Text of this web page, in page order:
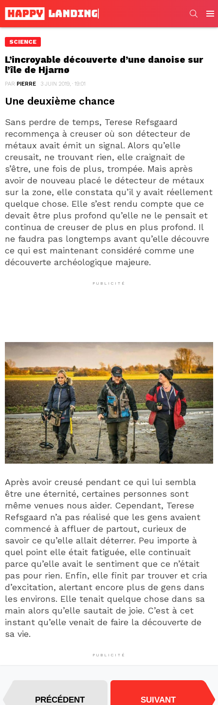
SCIENCE
L’incroyable découverte d’une danoise sur
l’île de Hjarnø
PAR PIERRE 3 JUIN 2019, · 19:01
Une deuxième chance
Sans perdre de temps, Terese Refsgaard
recommença à creuser où son détecteur de
métaux avait émit un signal. Alors qu’elle
creusait, ne trouvant rien, elle craignait de
s’être, une fois de plus, trompée. Mais après
avoir de nouveau placé le détecteur de métaux
sur la zone, elle constata qu’il y avait réellement
quelque chose. Elle s’est rendu compte que ce
devait être plus profond qu’elle ne le pensait et
continua de creuser de plus en plus profond. Il
ne faudra pas longtemps avant qu’elle découvre
ce qui est maintenant considéré comme une
découverte archéologique majeure.
PUBLICITÉ
Après avoir creusé pendant ce qui lui sembla
être une éternité, certaines personnes sont
même venues nous aider. Cependant, Terese
Refsgaard n’a pas réalisé que les gens avaient
commencé à affluer de partout, curieux de
savoir ce qu’elle allait déterrer. Peu importe à
quel point elle était fatiguée, elle continuait
parce qu’elle avait le sentiment que ce n’était
pas pour rien. Enfin, elle finit par trouver et cria
d’excitation, alertant encore plus de gens dans
les environs. Elle tenait quelque chose dans sa
main alors qu’elle sautait de joie. C’est à cet
instant qu’elle venait de faire la découverte de
sa vie.
PUBLICITÉ
PRÉCÉDENT SUIVANT